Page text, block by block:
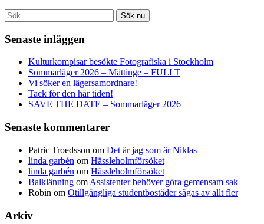
Sök nu
Senaste inläggen
Kulturkompisar besökte Fotografiska i Stockholm
Sommarläger 2026 – Mättinge – FULLT
Vi söker en lägersamordnare!
Tack för den här tiden!
SAVE THE DATE – Sommarläger 2026
Senaste kommentarer
Patric Troedsson om Det är jag som är Niklas
linda garbén om Hässleholmförsöket
linda garbén om Hässleholmförsöket
Balklänning om Assistenter behöver göra gemensam sak
Robin om Otillgängliga studentbostäder sågas av allt fler
Arkiv